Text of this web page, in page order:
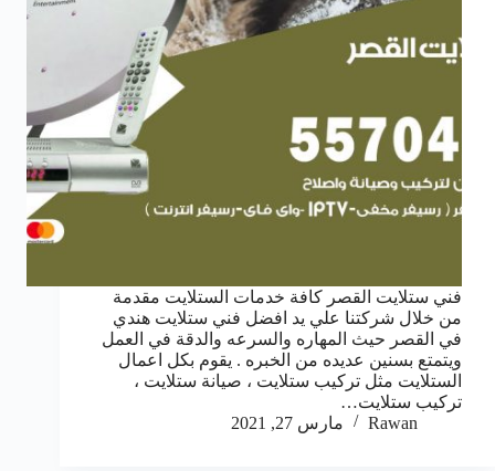
فني ستلايت القصر كافة خدمات الستلايت مقدمة
من خلال شركتنا علي يد افضل فني ستلايت هندي
في القصر حيث المهاره والسرعه والدقة في العمل
ويتمتع بسنين عديده من الخبره . يقوم بكل اعمال
الستلايت مثل تركيب ستلايت ، صيانة ستلايت ،
تركيب ستلايت…
Rawan
مارس 27, 2021